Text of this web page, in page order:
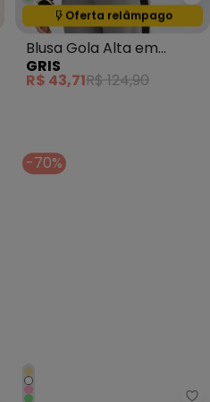
- Blusa Canelada
Oferta relâmpago
Termina em:16:09:08
Blusa Gola Alta em
Tecido Texturizado Preto
GRIS
R$ 43,71R$ 124,90
-70%